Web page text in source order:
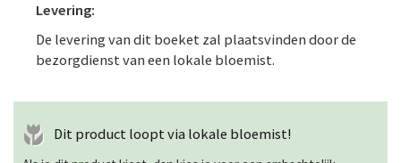
Levering:
De levering van dit boeket zal plaatsvinden door de
bezorgdienst van een lokale bloemist.
Dit product loopt via lokale bloemist!